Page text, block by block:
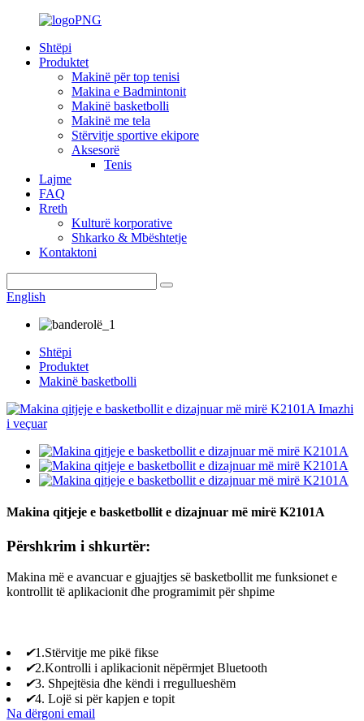
Shtëpi
Produktet
Makinë për top tenisi
Makina e Badmintonit
Makinë basketbolli
Makinë me tela
Stërvitje sportive ekipore
Aksesorë
Tenis
Lajme
FAQ
Rreth
Kulturë korporative
Shkarko & Mbështetje
Kontaktoni
English
Shtëpi
Produktet
Makinë basketbolli
Makina qitjeje e basketbollit e dizajnuar më mirë K2101A
Përshkrim i shkurtër:
Makina më e avancuar e gjuajtjes së basketbollit me funksionet e
kontrollit të aplikacionit dhe programimit për shpime
✔1.Stërvitje me pikë fikse
✔2.Kontrolli i aplikacionit nëpërmjet Bluetooth
✔3. Shpejtësia dhe këndi i rregullueshëm
✔4. Lojë si për kapjen e topit
Na dërgoni email